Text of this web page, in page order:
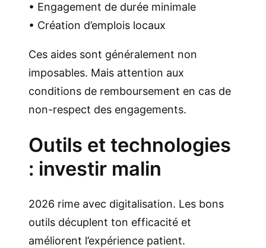
• Engagement de durée minimale
• Création d’emplois locaux
Ces aides sont généralement non
imposables. Mais attention aux
conditions de remboursement en cas de
non-respect des engagements.
Outils et technologies
: investir malin
2026 rime avec digitalisation. Les bons
outils décuplent ton efficacité et
améliorent l’expérience patient.